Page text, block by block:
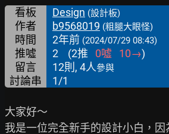
看板 Design (設計板)
作者 b9568019 (粗腿大眼怪)
時間 2年前 (2024/07/29 08:43)
推噓 2 (2推 0噓 10→)
留言
12則, 4人參與
討論串 1/1
大家好～
我是一位完全新手的設計小白，